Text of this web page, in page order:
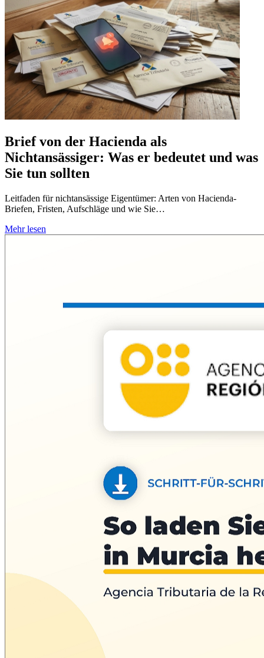
Brief von der Hacienda als
Nichtansässiger: Was er bedeutet und was
Sie tun sollten
Leitfaden für nichtansässige Eigentümer: Arten von Hacienda-
Briefen, Fristen, Aufschläge und wie Sie…
Mehr lesen